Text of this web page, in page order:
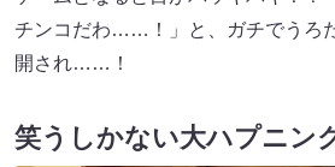
チンコだわ……！」と、ガチでうろ
開され……！
笑うしかない大ハプニン